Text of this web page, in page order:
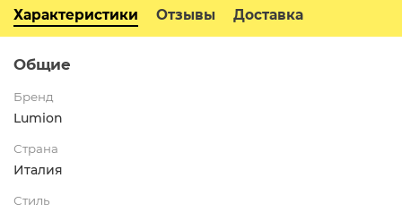
Характеристики Отзывы Доставка
Общие
Бренд
Lumion
Страна
Италия
Стиль